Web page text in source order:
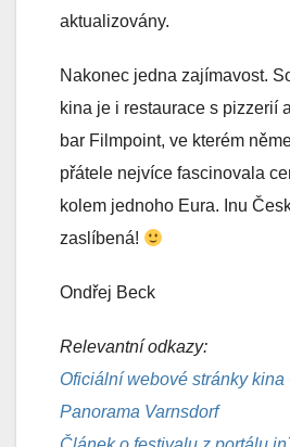
aktualizovány.
Nakonec jedna zajímavost.
kina je i restaurace s pizzerií
bar Filmpoint, ve kterém
přátele nejvíce fascinovala
kolem jednoho Eura. Inu
zaslíbená!
Ondřej Beck
Relevantní odkazy:
Oficiální webové stránky kina
Panorama Varnsdorf